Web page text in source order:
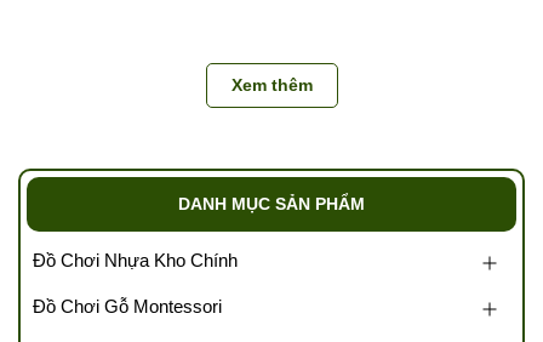
+ Thiết kế vở màu xanh nhẹ nhàng, bìa ngộ ngĩnh, phù hợp với
+ Bút mực thần kỳ: mực sẽ tự biến mất sau 30 phút, kích thích sự
tò mò, muốn khám phá và lòng đam mê của các con
về kinh tế cho các bậc phụ huy
tiếng anh chuẩn xác nhất
Xem thêm
DANH MỤC SẢN PHẨM
Đồ Chơi Nhựa Kho Chính
Đồ Chơi Gỗ Montessori